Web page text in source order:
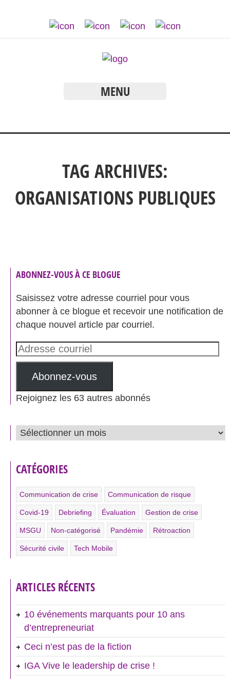
MENU
TAG ARCHIVES:
ORGANISATIONS PUBLIQUES
ABONNEZ-VOUS À CE BLOGUE
Saisissez votre adresse courriel pour vous
abonner à ce blogue et recevoir une notification de
chaque nouvel article par courriel.
Adresse
courriel
Abonnez-vous
Rejoignez les 63 autres abonnés
ARCHIVES
CATÉGORIES
Communication de crise Communication de risque
Covid-19 Debriefing Évaluation Gestion de crise
MSGU Non-catégorisé Pandémie Rétroaction
Sécurité civile Tech Mobile
ARTICLES RÉCENTS
10 événements marquants pour 10 ans
d’entrepreneuriat
Ceci n’est pas de la fiction
IGA Vive le leadership de crise !